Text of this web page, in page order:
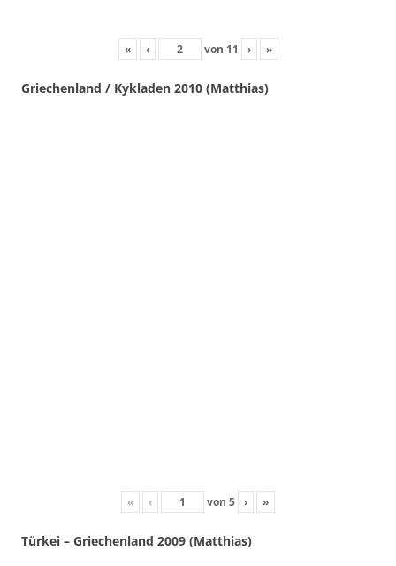
« ‹ von 11 › »
Griechenland / Kykladen 2010 (Matthias)
« ‹ von 5 › »
Türkei – Griechenland 2009 (Matthias)